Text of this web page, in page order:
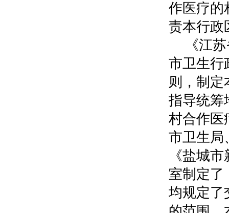
作医疗的
责本行政
《江
市卫生行
则，制
指导统筹
村合作医
市卫生局
《盐城
室制定了
均规定了